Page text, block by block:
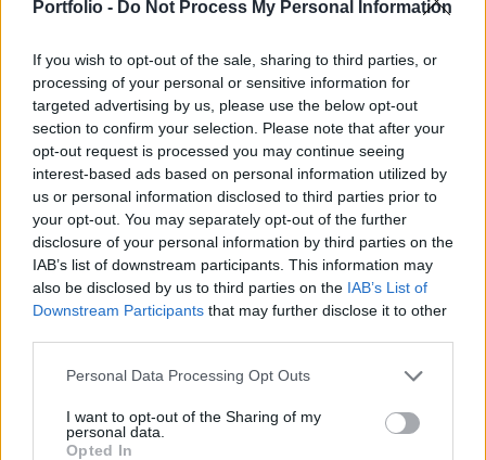
Portfolio - Do Not Process My Personal Information
If you wish to opt-out of the sale, sharing to third parties, or
processing of your personal or sensitive information for
targeted advertising by us, please use the below opt-out
section to confirm your selection. Please note that after your
opt-out request is processed you may continue seeing
interest-based ads based on personal information utilized by
us or personal information disclosed to third parties prior to
your opt-out. You may separately opt-out of the further
disclosure of your personal information by third parties on the
IAB’s list of downstream participants. This information may
also be disclosed by us to third parties on the IAB’s List of
Downstream Participants that may further disclose it to other
Personal Data Processing Opt Outs
I want to opt-out of the Sharing of my
personal data.
Opted In
negyedéves GDP statisztikákat. A vártnál
és a részvénypiacok esése volt a reakció. Az
európai piacokat az óvatos optimizmus
jellemezte, a magyar tőzsde azonban
lemaradónak számított a mai kereskedésben.
2024. május 30. 22:02 Megosztás Csúnya lett a vége
Eséssel zártak az amerikai tőzsdék, a Dow 0,9 százalékkal
került lejjebb, míg az S&P 500 0,6 százalékot gynegült, a
Nasdaq pedig 1,2 százalékot esett. Holnap az Egyesült
Államokban a Federal Reserve...
KEDVES OLVASÓNK!
A keresett cikk a portfolio.hu hírarchívumához
tartozik, melynek olvasása előfizetéses